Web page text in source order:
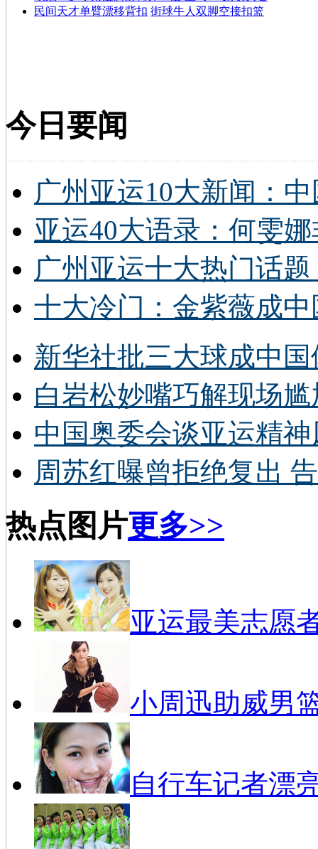
民间天才单臂漂移背扣 街球牛人双脚空接扣篮
今日要闻
广州亚运10大新闻：
亚运40大语录：何雯
广州亚运十大热门话
十大冷门：金紫薇成
新华社批三大球成中
白岩松妙嘴巧解现场
中国奥委会谈亚运精
周苏红曝曾拒绝复出
热点图片更多>>
亚运最美志愿
小周迅助威男
自行车记者漂